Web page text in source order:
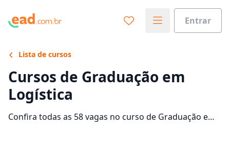
Entrar
Lista de cursos
Cursos de Graduação em
Logística
Confira todas as 58 vagas no curso de Graduação em